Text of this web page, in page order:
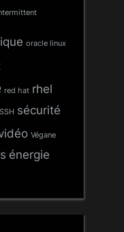
oracle linux
red hat rhel
SSH sécurité
Végane
énergie